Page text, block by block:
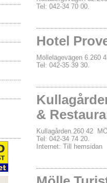
Tel: 042-34 70 00.
Hotel
Möllelägevägen 6.260
Tel: 042-35 39 30.
&
Kullagården.260 42
Tel: 042-34 74 20.
Internet: Till hemsidan